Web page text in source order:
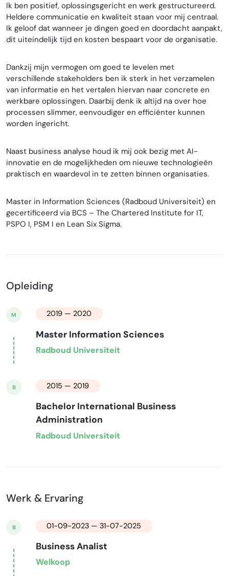
Ik ben positief, oplossingsgericht en werk gestructureerd.
Heldere communicatie en kwaliteit staan voor mij centraal.
Ik geloof dat wanneer je dingen goed en doordacht aanpakt,
dit uiteindelijk tijd en kosten bespaart voor de organisatie.
Dankzij mijn vermogen om goed te levelen met
verschillende stakeholders ben ik sterk in het verzamelen
van informatie en het vertalen hiervan naar concrete en
werkbare oplossingen. Daarbij denk ik altijd na over hoe
processen slimmer, eenvoudiger en efficiënter kunnen
worden ingericht.
Naast business analyse houd ik mij ook bezig met AI-
innovatie en de mogelijkheden om nieuwe technologieën
praktisch en waardevol in te zetten binnen organisaties.
Master in Information Sciences (Radboud Universiteit) en
gecertificeerd via BCS – The Chartered Institute for IT,
PSPO I, PSM I en Lean Six Sigma.
Opleiding
M 2019 — 2020
Master Information Sciences
Radboud Universiteit
B 2015 — 2019
Bachelor International Business
Administration
Radboud Universiteit
Werk & Ervaring
B 01-09-2023 — 31-07-2025
Business Analist
Welkoop